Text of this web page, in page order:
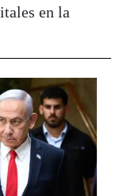
en la